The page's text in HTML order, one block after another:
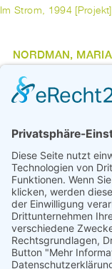
Im Strom, 1994 [Projekt]
NORDMAN, MARIA
o.T., 1995 [Projekt]
Handdialog (nach
vorherige
1
...
6
7
8
9
10